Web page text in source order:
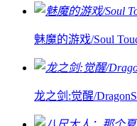
魅魔的游戏/Soul
龙之剑:觉醒/